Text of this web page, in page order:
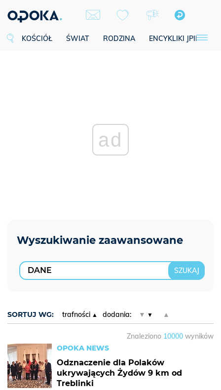
KOŚCIÓŁ ŚWIAT RODZINA ENCYKLIKI JPII
ad
SORTUJ WG: trafności dodania: ▼ ▲
Znaleziono 10000 wyników
OPOKA NEWS
Odznaczenie dla Polaków
ukrywających Żydów 9 km od
Treblinki